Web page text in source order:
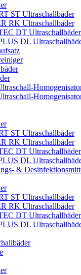
ST Ultraschallbäder
RK Ultraschallbäder
DT Ultraschallbäder
DL
ST Ultraschallbäder
RK Ultraschallbäder
DT Ultraschallbäder
DL
&
ST Ultraschallbäder
RK Ultraschallbäder
DT Ultraschallbäder
DL